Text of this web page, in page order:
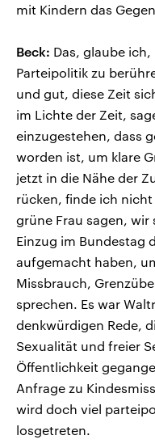
mit Kindern das
Beck: Das, glaube
Parteipolitik zu
und gut, diese Zeit
im Lichte der Zeit,
einzugestehen, dass
worden ist, um klare
jetzt in die Nähe der
rücken, finde ich
grüne Frau sagen,
Einzug im Bundestag
aufgemacht haben,
Missbrauch,
sprechen. Es war
denkwürdigen Rede,
Sexualität und freier
Öffentlichkeit
Anfrage zu
wird doch viel
losgetreten.